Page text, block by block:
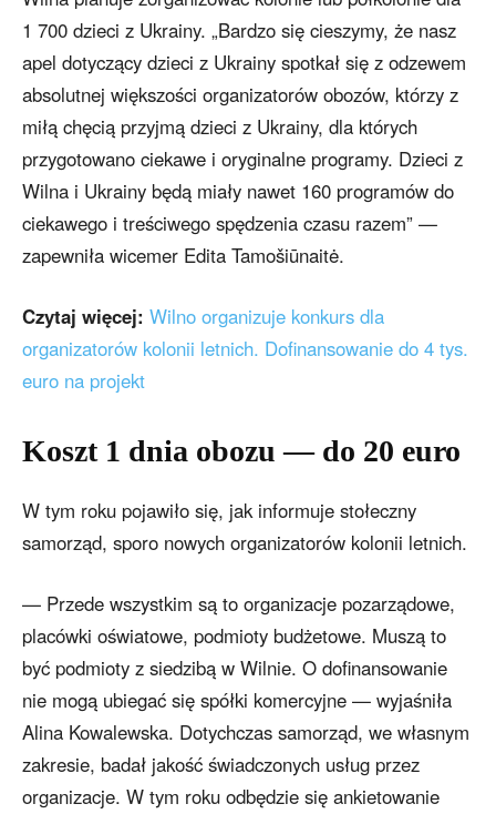
1 700 dzieci z Ukrainy. „Bardzo się cieszymy, że nasz
apel dotyczący dzieci z Ukrainy spotkał się z odzewem
absolutnej większości organizatorów obozów, którzy z
miłą chęcią przyjmą dzieci z Ukrainy, dla których
przygotowano ciekawe i oryginalne programy. Dzieci z
Wilna i Ukrainy będą miały nawet 160 programów do
ciekawego i treściwego spędzenia czasu razem” —
zapewniła wicemer Edita Tamošiūnaitė.
Czytaj więcej: Wilno organizuje konkurs dla
organizatorów kolonii letnich. Dofinansowanie do 4 tys.
euro na projekt
Koszt 1 dnia obozu — do 20 euro
W tym roku pojawiło się, jak informuje stołeczny
samorząd, sporo nowych organizatorów kolonii letnich.
— Przede wszystkim są to organizacje pozarządowe,
placówki oświatowe, podmioty budżetowe. Muszą to
być podmioty z siedzibą w Wilnie. O dofinansowanie
nie mogą ubiegać się spółki komercyjne — wyjaśniła
Alina Kowalewska. Dotychczas samorząd, we własnym
zakresie, badał jakość świadczonych usług przez
organizacje. W tym roku odbędzie się ankietowanie